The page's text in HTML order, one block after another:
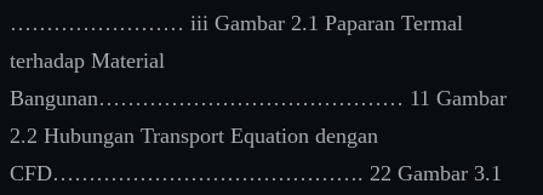
…………………… iii Gambar 2.1 Paparan Termal
terhadap Material
Bangunan…………………………………… 11 Gambar
2.2 Hubungan Transport Equation dengan
CFD……………………………………. 22 Gambar 3.1